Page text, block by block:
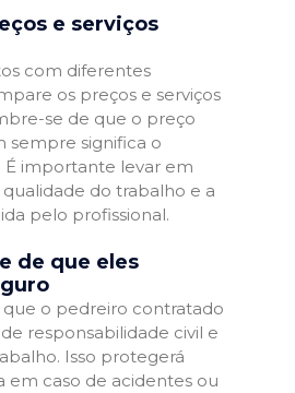
e serviços
com diferentes
os preços e serviços
se de que o preço
sempre significa o
É importante levar em
qualidade do trabalho e a
pelo profissional.
de que eles
o pedreiro contratado
responsabilidade civil e
Isso protegerá
em caso de acidentes ou